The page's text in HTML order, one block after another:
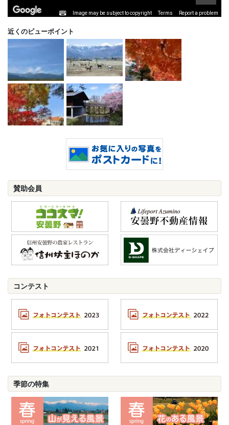
Image may be subject to copyright Terms Report a problem
近くのビューポイント
賛助会員
コンテスト
季節の特集